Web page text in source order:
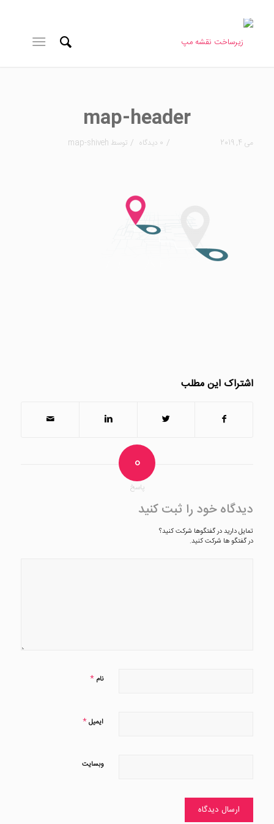
map-header
می 4, 2019 / 0 دیدگاه / توسط map-shiveh
اشتراک این مطلب
0
پاسخ
دیدگاه خود را ثبت کنید
تمایل دارید در گفتگوها شرکت کنید؟
در گفتگو ها شرکت کنید.
نام *
ایمیل*
وبسایت